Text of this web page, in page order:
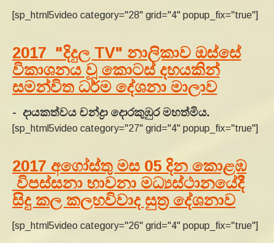
[sp_html5video category="28" grid="4" popup_fix="true"]
2017 "දිදුල TV" නාලිකාව ඔස්සේ
විකාශනය වූ කොටස් දහයකින්
සමන්විත ධර්ම දේශනා මාලාව
- දායකත්වය චන්ද්‍රා දොරකුඹුර මහත්මිය.
[sp_html5video category="27" grid="4" popup_fix="true"]
2017 අගෝස්තු මස 05 දින කොළඹ
විපස්සනා භාවනා මධ්‍යස්ථානයේදී
සිදු කල කලහවිවාද සුත්‍ර දේශනාව
[sp_html5video category="26" grid="4" popup_fix="true"]